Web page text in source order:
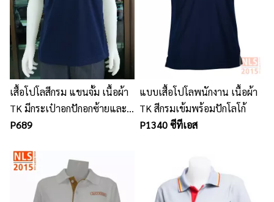
เสื้อโปโลสีกรม แขนจั้ม เนื้อผ้า
TK มีกระเป๋าอกปักอกซ้ายและ
ด้านหลัง
P689
แบบเสื้อโปโลพนักงาน เนื้อผ้า
TK สีกรมเข้มพร้อมปักโลโก้
P1340 ซีทีเอส